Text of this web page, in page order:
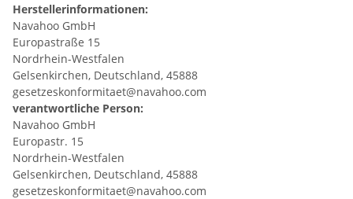
Herstellerinformationen:
Navahoo GmbH
Europastraße 15
Nordrhein-Westfalen
Gelsenkirchen, Deutschland, 45888
gesetzeskonformitaet@navahoo.com
verantwortliche Person:
Navahoo GmbH
Europastr. 15
Nordrhein-Westfalen
Gelsenkirchen, Deutschland, 45888
gesetzeskonformitaet@navahoo.com